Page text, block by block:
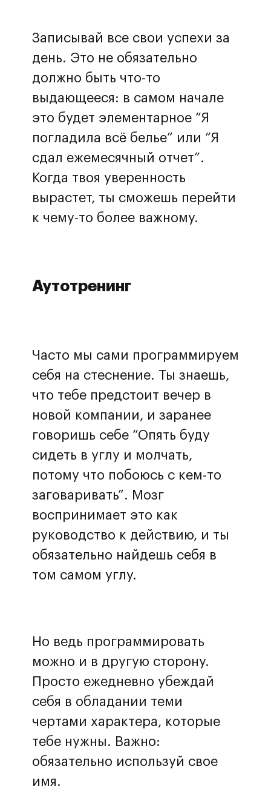
Записывай все свои успехи за
день. Это не обязательно
должно быть что-то
выдающееся: в самом начале
это будет элементарное “Я
погладила всё белье” или “Я
сдал ежемесячный отчет”.
Когда твоя уверенность
вырастет, ты сможешь перейти
к чему-то более важному.
Аутотренинг
Часто мы сами программируем
себя на стеснение. Ты знаешь,
что тебе предстоит вечер в
новой компании, и заранее
говоришь себе “Опять буду
сидеть в углу и молчать,
потому что побоюсь с кем-то
заговаривать”. Мозг
воспринимает это как
руководство к действию, и ты
обязательно найдешь себя в
том самом углу.
Но ведь программировать
можно и в другую сторону.
Просто ежедневно убеждай
себя в обладании теми
чертами характера, которые
тебе нужны. Важно:
обязательно используй свое
имя.